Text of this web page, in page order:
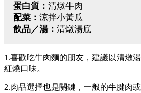
蛋白質： 清燉牛肉
配菜： 涼拌小黃瓜
飲品／湯： 清燉湯底
1.喜歡吃牛肉麵的朋友，建議以清燉
紅燒口味。
2.肉品選擇也是關鍵，一般的牛腱肉